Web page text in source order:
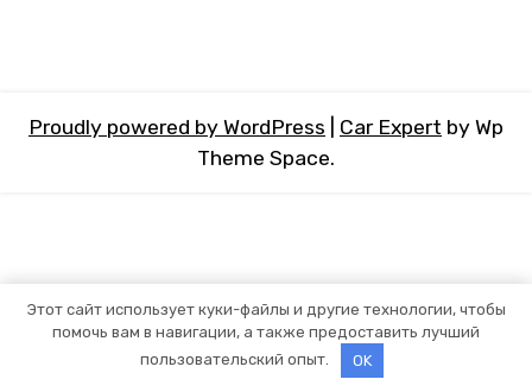
Proudly powered by WordPress Car Expert by Wp
Theme Space.
Этот сайт использует куки-файлы и другие технологии, чтобы
помочь вам в навигации, а также предоставить лучший
пользовательский опыт.
OK